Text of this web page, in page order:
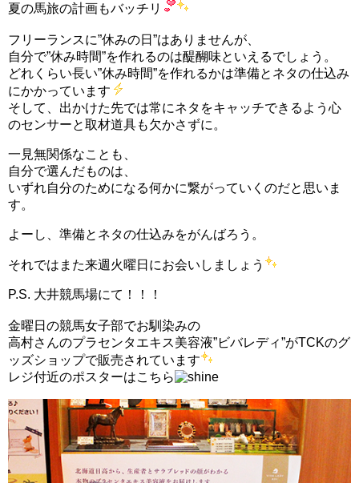
夏の馬旅の計画もバッチリ
フリーランスに”休みの日”はありませんが、
自分で”休み時間”を作れるのは醍醐味といえるでしょう。
どれくらい長い”休み時間”を作れるかは準備とネタの仕込み
にかかっています
そして、出かけた先では常にネタをキャッチできるよう心
のセンサーと取材道具も欠かさずに。
一見無関係なことも、
自分で選んだものは、
いずれ自分のためになる何かに繋がっていくのだと思いま
す。
よーし、準備とネタの仕込みをがんばろう。
それではまた来週火曜日にお会いしましょう
P.S. 大井競馬場にて！！！
金曜日の競馬女子部でお馴染みの
高村さんのプラセンタエキス美容液”ビバレディ”がTCKのグ
ッズショップで販売されています
レジ付近のポスターはこちら